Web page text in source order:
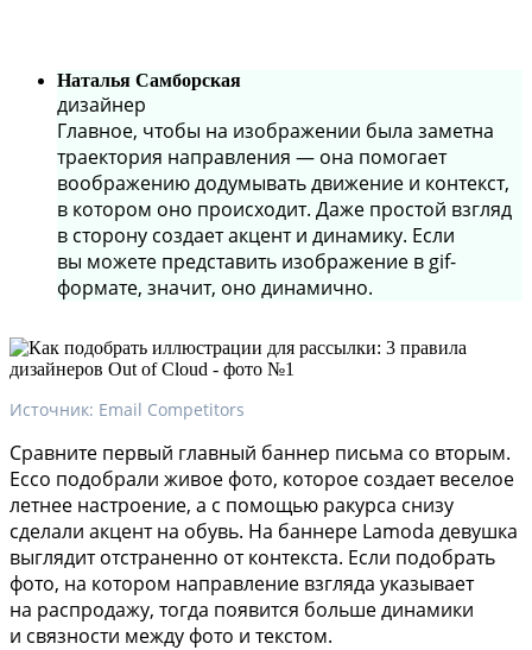
Наталья Самборская
дизайнер
Главное, чтобы на изображении была заметна
траектория направления — она помогает
воображению додумывать движение и контекст,
в котором оно происходит. Даже простой взгляд
в сторону создает акцент и динамику. Если
вы можете представить изображение в gif-
формате, значит, оно динамично.
Источник: Email Competitors
Сравните первый главный баннер письма со вторым.
Ecco подобрали живое фото, которое создает веселое
летнее настроение, а с помощью ракурса снизу
сделали акцент на обувь. На баннере Lamoda девушка
выглядит отстраненно от контекста. Если подобрать
фото, на котором направление взгляда указывает
на распродажу, тогда появится больше динамики
и связности между фото и текстом.